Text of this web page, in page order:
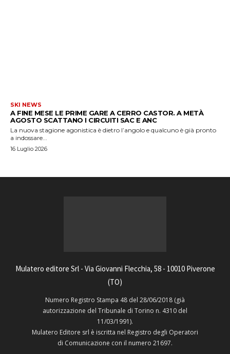
SKI NEWS
A FINE MESE LE PRIME GARE A CERRO CASTOR. A METÀ
AGOSTO SCATTANO I CIRCUITI SAC E ANC
La nuova stagione agonistica è dietro l’angolo e qualcuno è già pronto
a indossare...
16 Luglio 2026
Mulatero editore Srl - Via Giovanni Flecchia, 58 - 10010 Piverone
(TO)
Numero Registro Stampa 48 del 28/06/2018 (già
autorizzazione del Tribunale di Torino n. 4310 del
11/03/1991).
Mulatero Editore srl è iscritta nel Registro degli Operatori
di Comunicazione con il numero 21697.